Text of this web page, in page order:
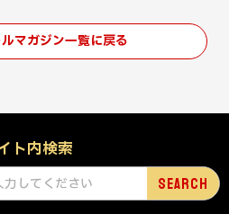
マガジン一覧に戻る
ト内検索